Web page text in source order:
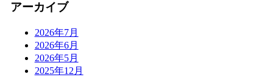
アーカイブ
2026年7月
2026年6月
2026年5月
2025年12月